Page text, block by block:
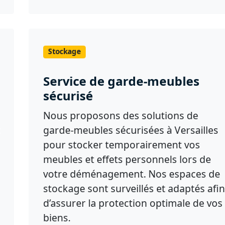
Stockage
Service de garde-meubles
sécurisé
Nous proposons des solutions de
garde-meubles sécurisées à Versailles
pour stocker temporairement vos
meubles et effets personnels lors de
votre déménagement. Nos espaces de
stockage sont surveillés et adaptés afin
d’assurer la protection optimale de vos
biens.